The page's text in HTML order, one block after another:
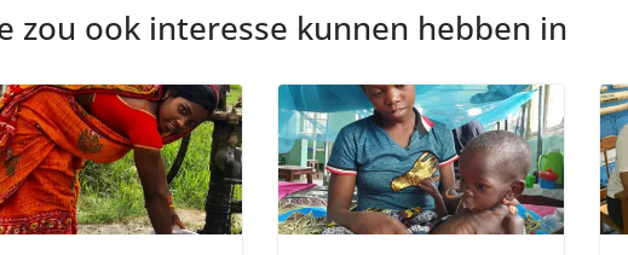
zou ook interesse kunnen hebben in